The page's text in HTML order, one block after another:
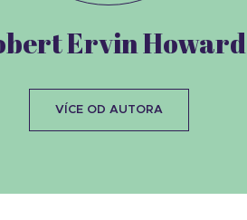
Ervin Howard
VÍCE OD AUTORA